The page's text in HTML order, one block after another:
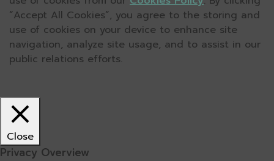
“Accept All Cookies”, you agree to the storing and
use of cookies on your device to enhance site
navigation, analyze site usage, and to assist in our
public relations efforts.
Close
Privacy Overview